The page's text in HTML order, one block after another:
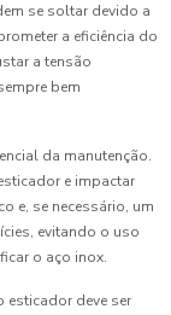
se soltar devido a
a eficiência do
a tensão
bem
da manutenção.
e impactar
e, se necessário, um
evitando o uso
o aço inox.
esticador deve ser